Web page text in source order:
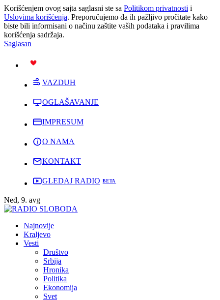
Korišćenjem ovog sajta saglasni ste sa Politikom privatnosti i
Uslovima korišćenja. Preporučujemo da ih pažljivo pročitate kako
biste bili informisani o načinu zaštite vaših podataka i pravilima
korišćenja sadržaja.
Saglasan
VAZDUH
OGLAŠAVANJE
IMPRESUM
O NAMA
KONTAKT
GLEDAJ RADIO
Ned, 9. avg
Najnovije
Kraljevo
Vesti
Društvo
Srbija
Hronika
Politika
Ekonomija
Svet